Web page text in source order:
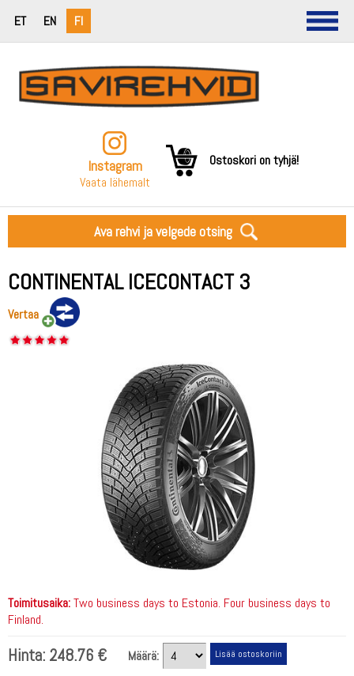
ET EN FI
Instagram
Vaata lähemalt
Ostoskori on tyhjä!
Ava rehvi ja velgede otsing
CONTINENTAL ICECONTACT 3
Vertaa
Toimitusaika:Two business days to Estonia. Four business days to
Finland.
Hinta: 248.76 €
Määrä: